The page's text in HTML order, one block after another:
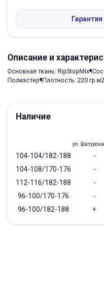
Описание и
Основная ткань:
Полиэстер¶Плотность: 220
Наличие
ул.
104-104/182-188 -
104-108/170-176
-
112-116/182-188
-
96-100/170-176
-
96-100/182-188
+